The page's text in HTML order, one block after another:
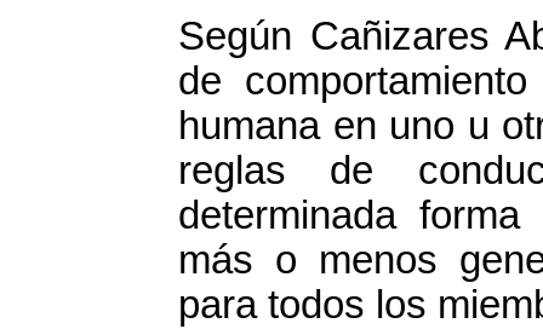
Según Cañizares
de
humana en uno u
reglas de
determinada
más o menos
para todos los